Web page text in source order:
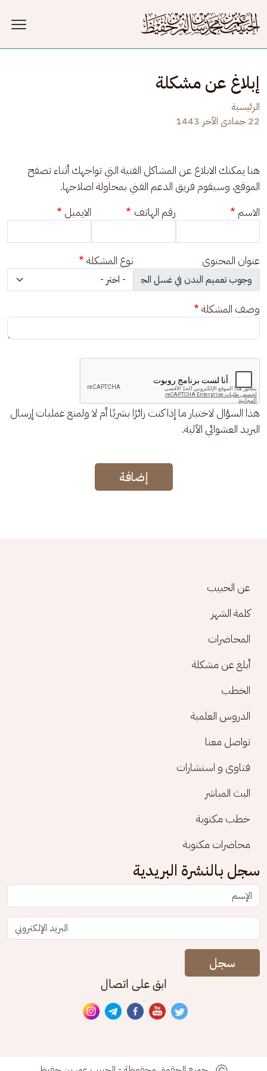
إبلاغ عن مشكلة
الرئيسية
22 جمادى الآخر 1443
هنا يمكنك الابلاغ عن المشاكل الفنية التي تواجهك أثناء تصفح
الموقع، وسيقوم فريق الدعم الفني بمحاولة اصلاحها.
الاسم
رقم الهاتف الايميل
عنوان المحتوى نوع المشكلة
وصف المشكلة
هذا السؤال لاختبار ما إذا كنت زائرًا بشريًا أم لا ولمنع عمليات إرسال
البريد العشوائي الآلية.
إضافة
Footer menu
عن الحبيب
كلمة الشهر
المحاضرات
أبلغ عن مشكلة
الخطب
الدروس العلمية
تواصل معنا
فتاوى و استشارات
البث المباشر
خطب مكتوبة
محاضرات مكتوبة
سجل بالنشرة البريدية
سجل
ابق على اتصال